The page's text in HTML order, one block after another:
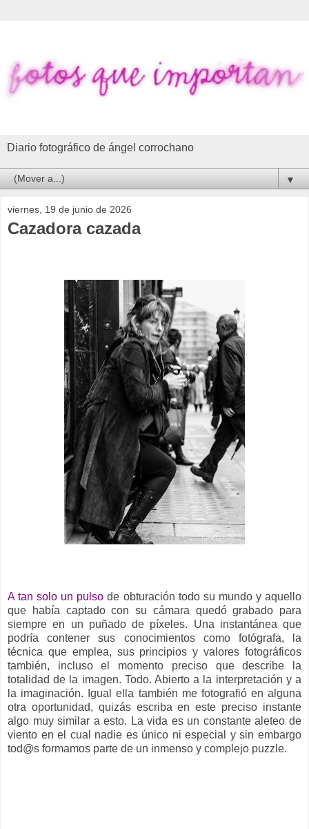
Diario fotográfico de ángel corrochano
▼
viernes, 19 de junio de 2026
Cazadora cazada
A tan solo un pulso de obturación todo su mundo y aquello
que había captado con su cámara quedó grabado para
siempre en un puñado de píxeles. Una instantánea que
podría contener sus conocimientos como fotógrafa, la
técnica que emplea, sus principios y valores fotográficos
también, incluso el momento preciso que describe la
totalidad de la imagen. Todo. Abierto a la interpretación y a
la imaginación. Igual ella también me fotografió en alguna
otra oportunidad, quizás escriba en este preciso instante
algo muy similar a esto. La vida es un constante aleteo de
viento en el cual nadie es único ni especial y sin embargo
tod@s formamos parte de un inmenso y complejo puzzle.